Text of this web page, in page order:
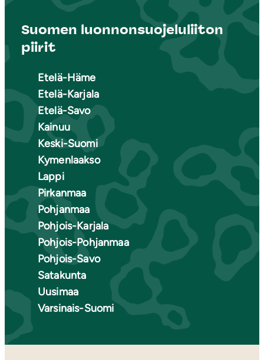
Suomen luonnonsuojeluliiton
piirit
Etelä-Häme
Etelä-Karjala
Etelä-Savo
Kainuu
Keski-Suomi
Kymenlaakso
Lappi
Pirkanmaa
Pohjanmaa
Pohjois-Karjala
Pohjois-Pohjanmaa
Pohjois-Savo
Satakunta
Uusimaa
Varsinais-Suomi